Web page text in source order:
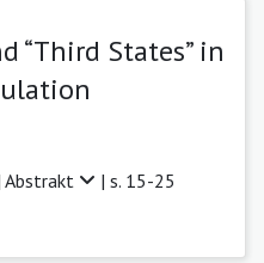
“Third States” in
Abstrakt | s. 15-25